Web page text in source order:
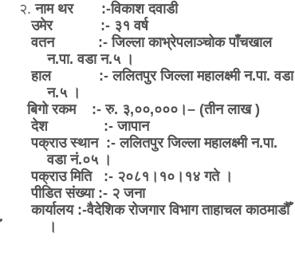
२.नाम थर :-विकाश दवाडी
उमेर :- ३१ वर्ष
वतन :- जिल्ला काभ्रेपलाञ्चोक पाँचखाल
न.पा. वडा न.५ ।
हाल :- ललितपुर जिल्ला महालक्ष्मी न.पा. वडा
न.५ ।
बिगो रकम :- रु. ३,००,०००।– (तीन लाख )
देश :- जापान
पक्राउ स्थान :- ललितपुर जिल्ला महालक्ष्मी न.पा.
वडा नं.०५ ।
पक्राउ मिति :- २०८१।१०।१४ गते ।
पीडित संख्या :- २ जना
कार्यालय :-वैदेशिक रोजगार विभाग ताहाचल काठमाडौँ
।